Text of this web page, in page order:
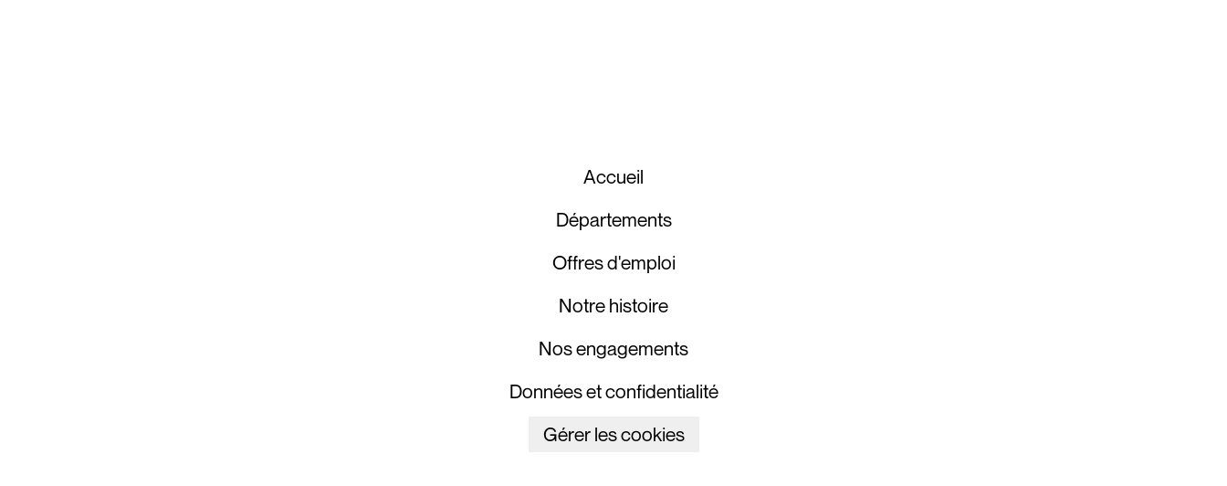
Accueil
Départements
Offres d'emploi
Notre histoire
Nos engagements
Données et confidentialité
Gérer les cookies